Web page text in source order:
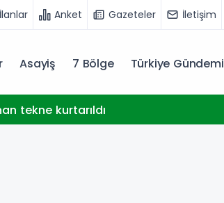
İlanlar Anket Gazeteler İletişim
Asayiş 7 Bölge Türkiye Gündemi
tekne kurtarıldı